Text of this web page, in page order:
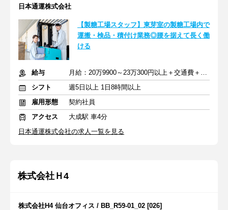
日本通運株式会社
【製糖工場スタッフ】東芽室の製糖工場内で
運搬・検品・積付け業務◎腰を据えて長く働
ける
給与
月給：20万9900～23万300円以上＋交通費＋職務手当
シフト
週5日以上 1日8時間以上
雇用形態
契約社員
アクセス
大成駅 車4分
日本通運株式会社の求人一覧を見る
株式会社Ｈ4
株式会社H4 仙台オフィス / BB_R59-01_02 [026]